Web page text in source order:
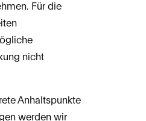
Für die
nicht
Anhaltspunkte
werden wir